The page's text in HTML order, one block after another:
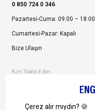
0 850 724 0 346
Pazartesi-Cuma: 09:00 – 18:00
Cumartesi-Pazar: Kapalı
Bize Ulaşın
Bizi Takip Edin